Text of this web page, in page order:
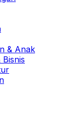
& Anak
Bisnis